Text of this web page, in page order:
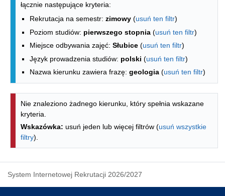
łącznie następujące kryteria:
Rekrutacja na semestr: zimowy (usuń ten filtr)
Poziom studiów: pierwszego stopnia (usuń ten filtr)
Miejsce odbywania zajęć: Słubice (usuń ten filtr)
Język prowadzenia studiów: polski (usuń ten filtr)
Nazwa kierunku zawiera frazę: geologia (usuń ten filtr)
Nie znaleziono żadnego kierunku, który spełnia wskazane
kryteria.
Wskazówka: usuń jeden lub więcej filtrów (usuń wszystkie
filtry).
System Internetowej Rekrutacji 2026/2027